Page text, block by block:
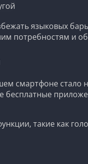
языковых
потребностям и
смартфоне стало
такие как